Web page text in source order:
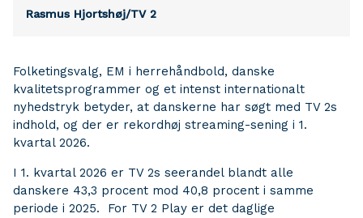
Rasmus Hjortshøj/TV 2
Folketingsvalg, EM i herrehåndbold, danske
kvalitetsprogrammer og et intenst internationalt
nyhedstryk betyder, at danskerne har søgt med TV 2s
indhold, og der er rekordhøj streaming-sening i 1.
kvartal 2026.
I 1. kvartal 2026 er TV 2s seerandel blandt alle
danskere 43,3 procent mod 40,8 procent i samme
periode i 2025. For TV 2 Play er det daglige